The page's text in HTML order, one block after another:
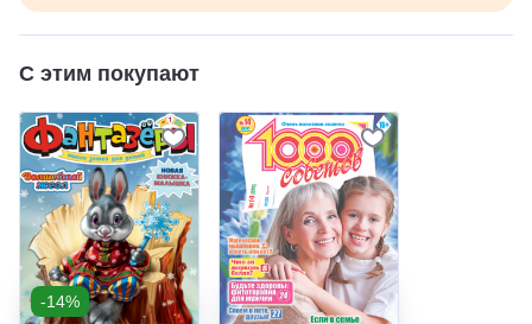
С этим покупают
-14%